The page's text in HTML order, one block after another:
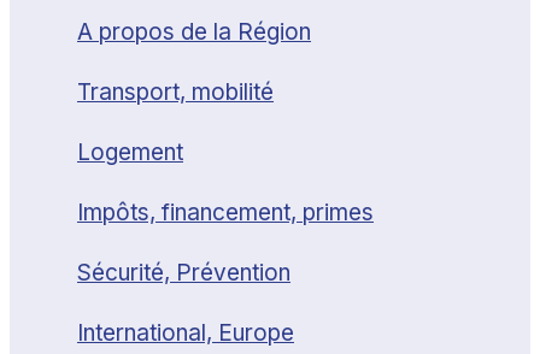
A propos de la Région
Transport, mobilité
Logement
Impôts, financement, primes
Sécurité, Prévention
International, Europe